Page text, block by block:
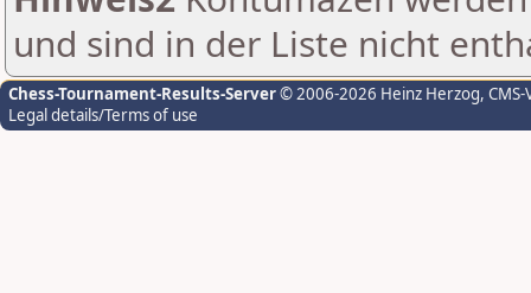
und sind in der Liste nicht
Chess-Tournament-Results-Server© 2006-2026 Heinz Herzog,
Legal details/Terms of use